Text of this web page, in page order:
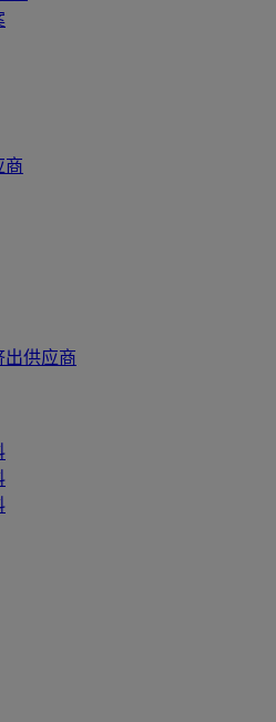
商
出供应商